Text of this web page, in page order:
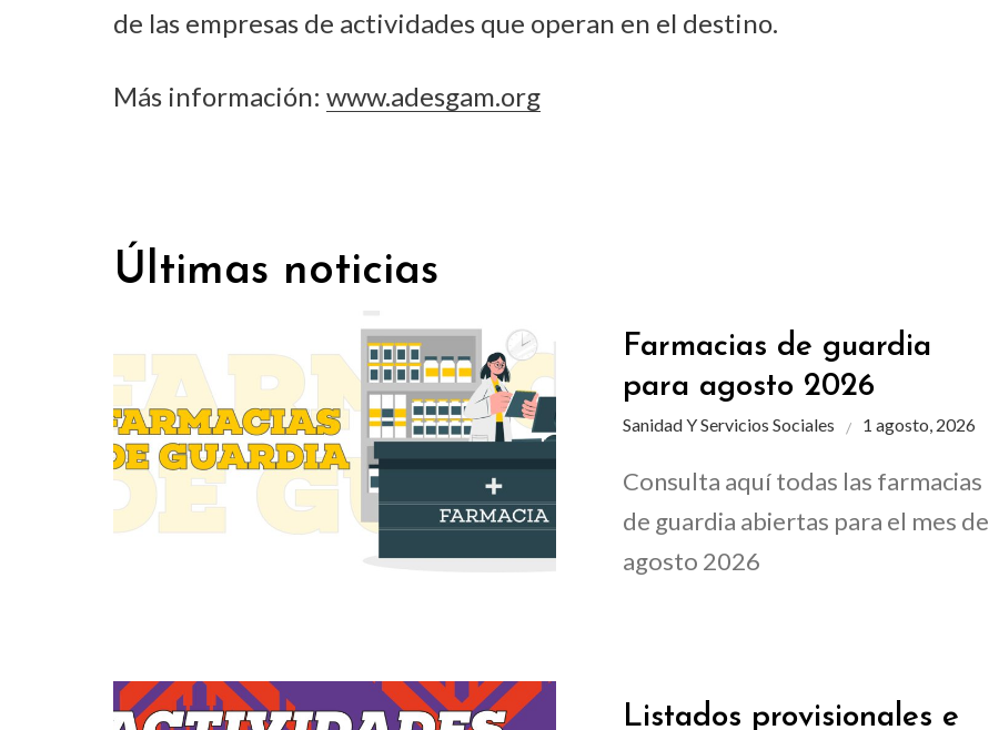
de las empresas de actividades que operan en el destino.
Más información: www.adesgam.org
Últimas noticias
Farmacias de guardia
para agosto 2026
Sanidad Y Servicios Sociales 1 agosto, 2026
Consulta aquí todas las farmacias
de guardia abiertas para el mes de
agosto 2026
Listados provisionales e